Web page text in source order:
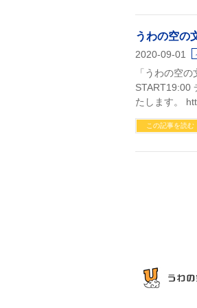
うわの空の
2020-09-01
「うわの空
START19:00
たします。
この記事を読む